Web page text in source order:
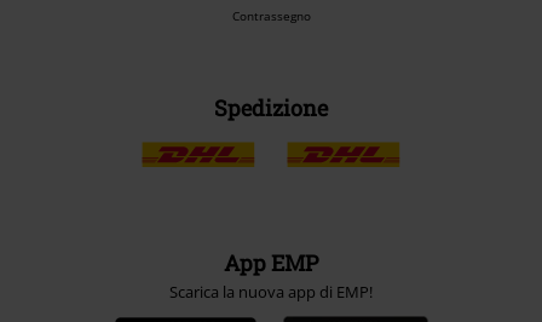
Contrassegno
Spedizione
App EMP
Scarica la nuova app di EMP!